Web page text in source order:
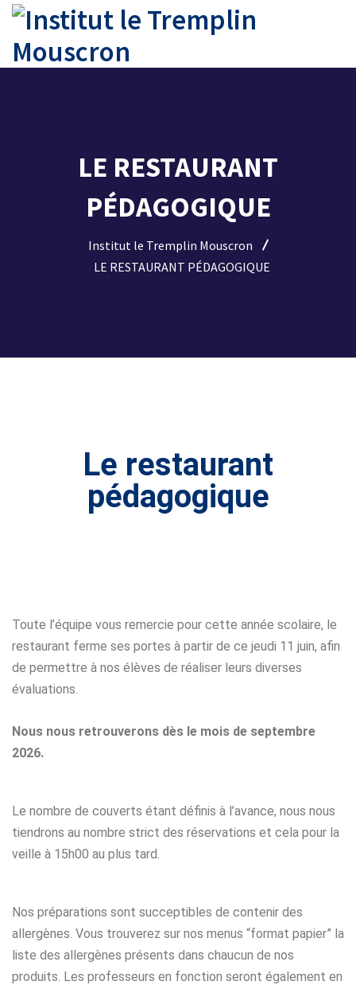
LE RESTAURANT
PÉDAGOGIQUE
Institut le Tremplin Mouscron
LE RESTAURANT PÉDAGOGIQUE
Le restaurant
pédagogique
Toute l’équipe vous remercie pour cette année scolaire, le
restaurant ferme ses portes à partir de ce jeudi 11 juin, afin
de permettre à nos élèves de réaliser leurs diverses
évaluations.
Nous nous retrouverons dès le mois de septembre
2026.
Le nombre de couverts étant définis à l’avance, nous nous
tiendrons au nombre strict des réservations et cela pour la
veille à 15h00 au plus tard.
Nos préparations sont succeptibles de contenir des
allergènes. Vous trouverez sur nos menus “format papier” la
liste des allergènes présents dans chaucun de nos
produits. Les professeurs en fonction seront également en